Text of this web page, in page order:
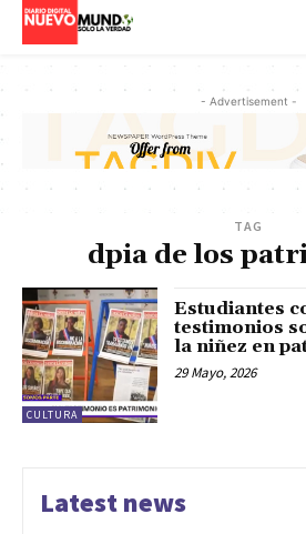
- Advertisement -
TAG
dpia de los
CULTURA
Estudiantes
testimonios
la niñez en
29 Mayo, 2026
Latest news